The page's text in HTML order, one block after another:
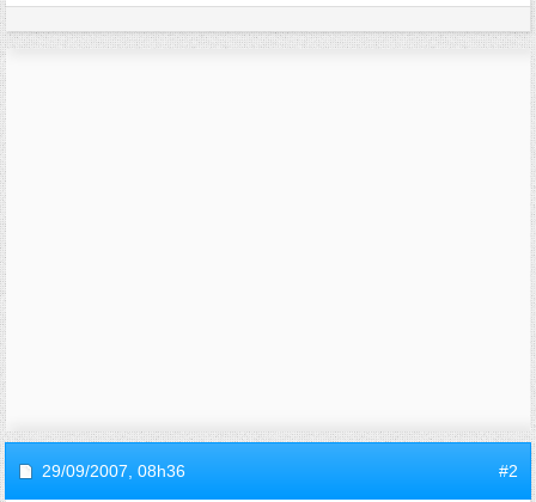
29/09/2007, 08h36 #2